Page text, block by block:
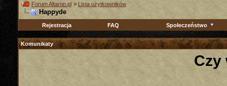
Forum Altaron.pl > Lista użytkowników
Happyde
Rejestracja FAQ Społeczeństwo
Komunikaty
Czy